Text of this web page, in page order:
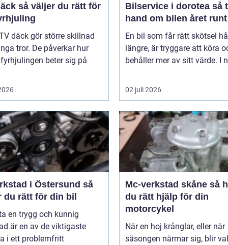
du rätt för
däck gör större skillnad
tror. De påverkar hur
beter sig på
Bilservice i dorotea så tar du
hand om bilen året runt
En bil som får rätt skötsel
längre, är tryggare att köra
behåller mer av sitt värde. I
02 juli 2026
i Östersund så
du rätt för din bil
en trygg och kunnig
är en av de viktigaste
i ett problemfritt
Mc-verkstad skåne så hittar
du rätt hjälp för din
motorcykel
När en hoj krånglar, eller när
säsongen närmar sig, blir